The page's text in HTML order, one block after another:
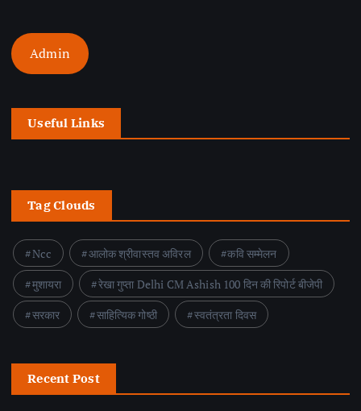
Admin
Useful Links
Tag Clouds
Ncc आलोक श्रीवास्तव अविरल
कवि सम्मेलन
मुशायरा
रेखा गुप्ता Delhi CM Ashish 100 दिन की रिपोर्ट बीजेपी
सरकार
साहित्यिक गोष्ठी स्वतंत्रता दिवस
Recent Post